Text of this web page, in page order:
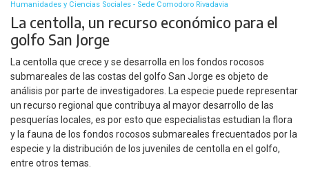
Humanidades y Ciencias Sociales - Sede Comodoro Rivadavia
La centolla, un recurso económico para el
golfo San Jorge
La centolla que crece y se desarrolla en los fondos rocosos
submareales de las costas del golfo San Jorge es objeto de
análisis por parte de investigadores. La especie puede representar
un recurso regional que contribuya al mayor desarrollo de las
pesquerías locales, es por esto que especialistas estudian la flora
y la fauna de los fondos rocosos submareales frecuentados por la
especie y la distribución de los juveniles de centolla en el golfo,
entre otros temas.